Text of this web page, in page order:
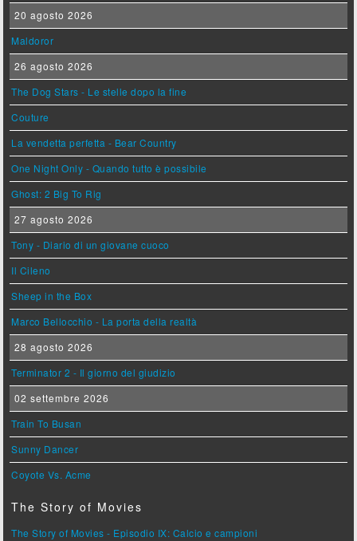
20 agosto 2026
Maldoror
26 agosto 2026
The Dog Stars - Le stelle dopo la fine
Couture
La vendetta perfetta - Bear Country
One Night Only - Quando tutto è possibile
Ghost: 2 Big To Rig
27 agosto 2026
Tony - Diario di un giovane cuoco
Il Cileno
Sheep in the Box
Marco Bellocchio - La porta della realtà
28 agosto 2026
Terminator 2 - Il giorno del giudizio
02 settembre 2026
Train To Busan
Sunny Dancer
Coyote Vs. Acme
The Story of Movies
The Story of Movies - Episodio IX: Calcio e campioni